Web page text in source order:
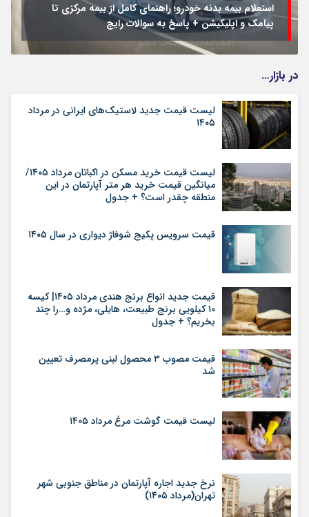
استعلام بیمه بدنه خودرو؛ راهنمای کامل از بیمه مرکزی تا
پیامک و اپلیکیشن + پاسخ به سوالات رایج
در بازار…
لیست قیمت جدید لاستیک‌های ایرانی در مرداد
۱۴۰۵
لیست قیمت خرید مسکن در اکباتان مرداد ۱۴۰۵/
میانگین قیمت خرید هر متر آپارتمان در این
منطقه چقدر است؟ + جدول
قیمت سرویس پکیج شوفاژ دیواری در سال ۱۴۰۵
قیمت جدید انواع برنج هندی مرداد ۱۴۰۵| کیسه
۱۰ کیلویی برنج طبیعت، هایلی، مژده و…را چند
بخریم؟ + جدول
قیمت مصوب ۳ محصول لبنی پرمصرف تعیین
شد
لیست قیمت گوشت مرغ مرداد ۱۴۰۵
نرخ جدید اجاره آپارتمان در مناطق جنوبی شهر
تهران(مرداد ۱۴۰۵)